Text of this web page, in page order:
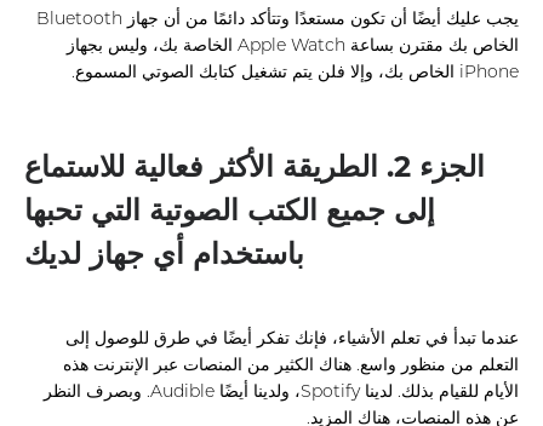
يجب عليك أيضًا أن تكون مستعدًا وتتأكد دائمًا من أن جهاز Bluetooth
الخاص بك مقترن بساعة Apple Watch الخاصة بك، وليس بجهاز
iPhone الخاص بك، وإلا فلن يتم تشغيل كتابك الصوتي المسموع.
الجزء 2. الطريقة الأكثر فعالية للاستماع
إلى جميع الكتب الصوتية التي تحبها
باستخدام أي جهاز لديك
عندما تبدأ في تعلم الأشياء، فإنك تفكر أيضًا في طرق للوصول إلى
التعلم من منظور واسع. هناك الكثير من المنصات عبر الإنترنت هذه
الأيام للقيام بذلك. لدينا Spotify، ولدينا أيضًا Audible. وبصرف النظر
عن هذه المنصات، هناك المزيد.